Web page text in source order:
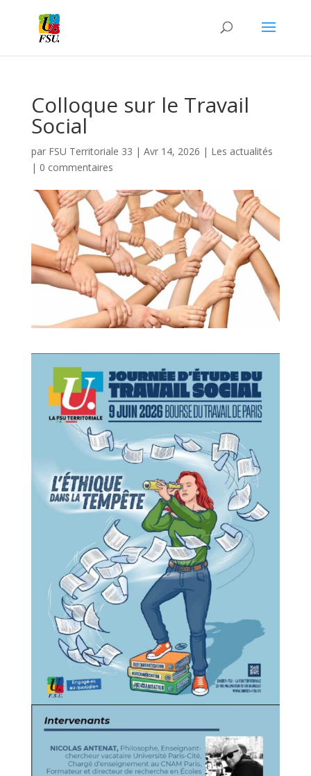
Colloque sur le Travail
Social
par FSU Territoriale 33 | Avr 14, 2026 | Les actualités
| 0 commentaires